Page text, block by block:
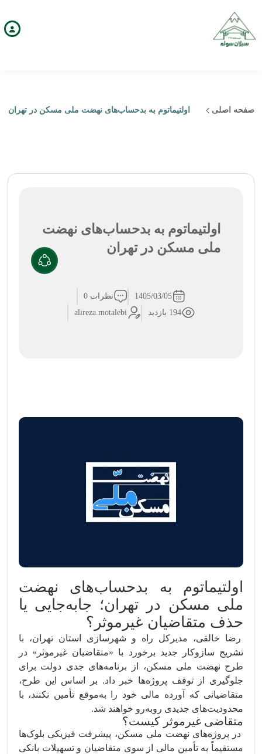
صفحه اصلی اولتیماتوم به بدحساب‌های نهضت ملی مسکن در تهران
اولتیماتوم به بدحساب‌های نهضت
ملی مسکن در تهران
1405/03/05
نظرات 0
194 بازدید
alireza.motalebi
اولتیماتوم به بدحساب‌های نهضت
ملی مسکن در تهران؛ جابه‌جایی یا
حذف متقاضیان غیرموثر؟
رضا خالقی، مدیرکل راه و شهرسازی استان تهران، با
تشریح سازوکار جدید برخورد با «متقاضیان غیرموثر» در
طرح نهضت ملی مسکن، از برنامه‌های جدی دولت برای
جلوگیری از توقف پروژه‌ها خبر داد. بر اساس این طرح،
متقاضیانی که آورده مالی خود را به‌موقع تأمین نکنند، با
محدودیت‌های جدیدی روبه‌رو خواهند شد.
متقاضی غیرموثر کیست؟
در پروژه‌های نهضت ملی مسکن، پیشرفت فیزیکی بلوک‌ها
مستقیماً به تأمین مالی از سوی متقاضیان و تسهیلات بانکی